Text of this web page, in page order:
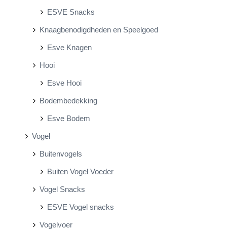
ESVE Snacks
Knaagbenodigdheden en Speelgoed
Esve Knagen
Hooi
Esve Hooi
Bodembedekking
Esve Bodem
Vogel
Buitenvogels
Buiten Vogel Voeder
Vogel Snacks
ESVE Vogel snacks
Vogelvoer